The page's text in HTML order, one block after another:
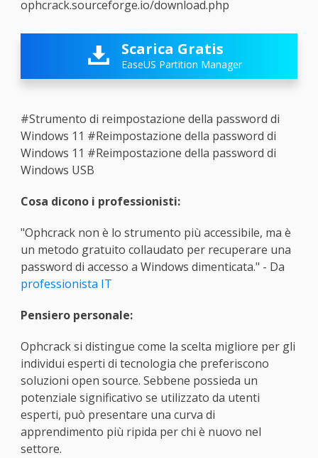
ophcrack.sourceforge.io/download.php
 Scarica Gratis
EaseUS Partition Manager
#Strumento di reimpostazione della password di
Windows 11 #Reimpostazione della password di
Windows 11 #Reimpostazione della password di
Windows USB
Cosa dicono i professionisti:
"Ophcrack non è lo strumento più accessibile, ma è
un metodo gratuito collaudato per recuperare una
password di accesso a Windows dimenticata." - Da
professionista IT
Pensiero personale:
Ophcrack si distingue come la scelta migliore per gli
individui esperti di tecnologia che preferiscono
soluzioni open source. Sebbene possieda un
potenziale significativo se utilizzato da utenti
esperti, può presentare una curva di
apprendimento più ripida per chi è nuovo nel
settore.